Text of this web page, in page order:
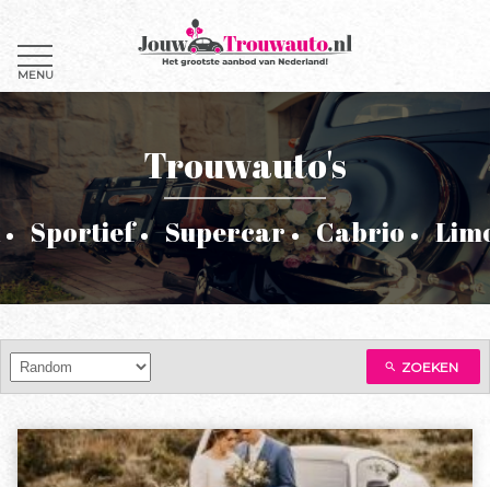
MENU
Trouwauto's
Sportief Supercar Cabrio
search ZOEKEN